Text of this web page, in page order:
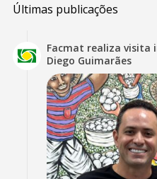
Últimas publicações
Facmat realiza visita
Diego Guimarães